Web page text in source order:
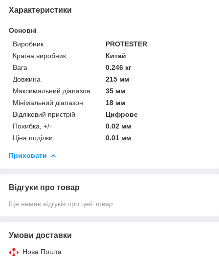
Характеристики
Основні
Виробник
PROTESTER
Країна виробник
Китай
Вага
0.246 кг
Довжина
215 мм
Максимальний діапазон
35 мм
Мінімальний діапазон
18 мм
Відліковий пристрій
Цифрове
Похибка, +/-
0.02 мм
Ціна поділки
0.01 мм
Приховати
Відгуки про товар
Ще немає відгуків про цей товар
Умови доставки
Нова Пошта